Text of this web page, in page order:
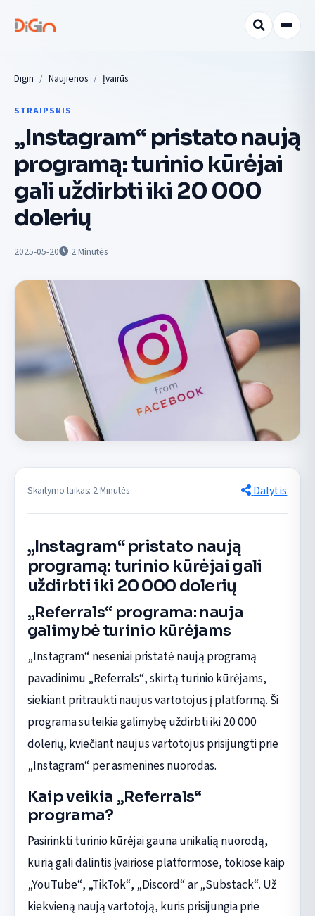
Digin Naujienos Įvairūs
STRAIPSNIS
„Instagram“ pristato naują
programą: turinio kūrėjai
gali uždirbti iki 20 000
dolerių
2025-05-20 2Minutės
Skaitymo laikas: 2 Minutės Dalytis
„Instagram“ pristato naują
programą: turinio kūrėjai gali
uždirbti iki 20 000 dolerių
„Referrals“ programa: nauja
galimybė turinio kūrėjams
„Instagram“ neseniai pristatė naują programą
pavadinimu „Referrals“, skirtą turinio kūrėjams,
siekiant pritraukti naujus vartotojus į platformą. Ši
programa suteikia galimybę uždirbti iki 20 000
dolerių, kviečiant naujus vartotojus prisijungti prie
„Instagram“ per asmenines nuorodas.
Kaip veikia „Referrals“
programa?
Pasirinkti turinio kūrėjai gauna unikalią nuorodą,
kurią gali dalintis įvairiose platformose, tokiose kaip
„YouTube“, „TikTok“, „Discord“ ar „Substack“. Už
kiekvieną naują vartotoją, kuris prisijungia prie